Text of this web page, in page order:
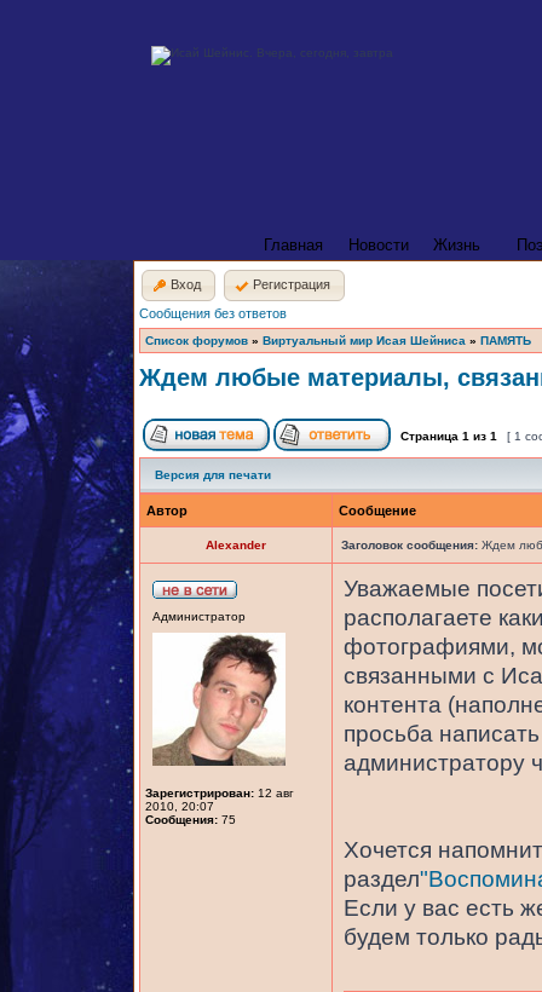
Главная Новости Жизнь
Вход
Регистрация
Сообщения без ответов
Список форумов » Виртуальный мир Исая Шейниса » ПАМЯТЬ
Ждем любые материалы,
Страница 1 из 1 [ 1
Версия для печати
Автор Сообщение
Alexander Заголовок сообщения: Ждем
Администратор
Зарегистрирован: 12 авг
2010, 20:07
Сообщения: 75
Уважаемые
располагаете
фотографиями,
связанными с
контента
просьба
администратору
Хочется
раздел
Если у вас есть
будем только